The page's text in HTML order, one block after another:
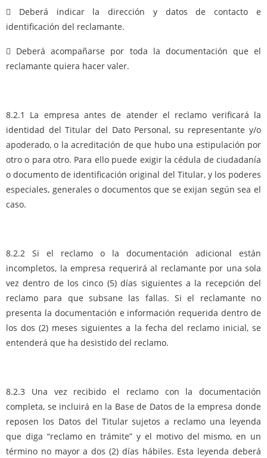
 Deberá indicar la dirección y datos de contacto e
identificación del reclamante.
 Deberá acompañarse por toda la documentación que el
reclamante quiera hacer valer.
8.2.1 La empresa antes de atender el reclamo verificará la
identidad del Titular del Dato Personal, su representante y/o
apoderado, o la acreditación de que hubo una estipulación por
otro o para otro. Para ello puede exigir la cédula de ciudadanía
o documento de identificación original del Titular, y los poderes
especiales, generales o documentos que se exijan según sea el
caso.
8.2.2 Si el reclamo o la documentación adicional están
incompletos, la empresa requerirá al reclamante por una sola
vez dentro de los cinco (5) días siguientes a la recepción del
reclamo para que subsane las fallas. Si el reclamante no
presenta la documentación e información requerida dentro de
los dos (2) meses siguientes a la fecha del reclamo inicial, se
entenderá que ha desistido del reclamo.
8.2.3 Una vez recibido el reclamo con la documentación
completa, se incluirá en la Base de Datos de la empresa donde
reposen los Datos del Titular sujetos a reclamo una leyenda
que diga “reclamo en trámite” y el motivo del mismo, en un
término no mayor a dos (2) días hábiles. Esta leyenda deberá